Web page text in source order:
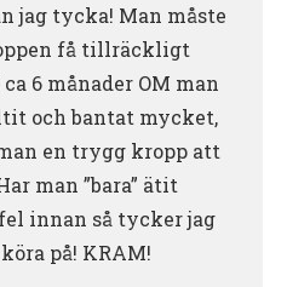
jag tycka! Man måste
få tillräckligt
6 månader OM man
och bantat mycket,
en trygg kropp att
man ”bara” ätit
innan så tycker jag
på! KRAM!